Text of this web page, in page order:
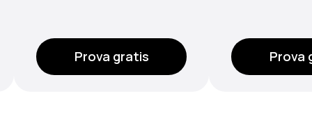
Prova gratis Prova